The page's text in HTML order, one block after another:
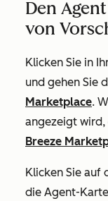
Den
von
Klicken Sie in
und gehen Sie
Marketplace.
angezeigt wird,
Breeze
Klicken Sie auf
die Agent-Karte